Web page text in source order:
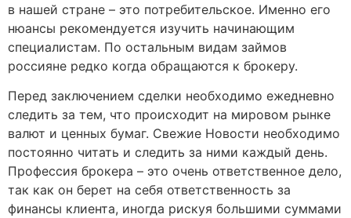
в нашей стране – это потребительское. Именно его
нюансы рекомендуется изучить начинающим
специалистам. По остальным видам займов
россияне редко когда обращаются к брокеру.
Перед заключением сделки необходимо ежедневно
следить за тем, что происходит на мировом рынке
валют и ценных бумаг. Свежие Новости необходимо
постоянно читать и следить за ними каждый день.
Профессия брокера – это очень ответственное дело,
так как он берет на себя ответственность за
финансы клиента, иногда рискуя большими суммами